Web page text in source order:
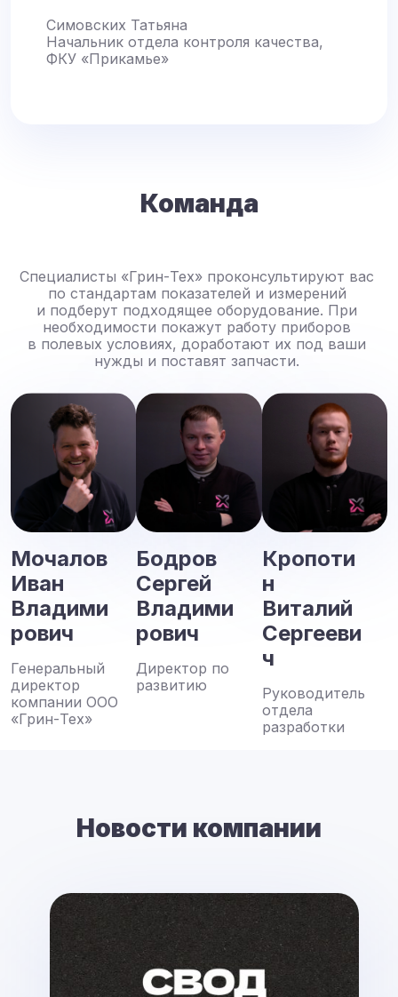
Симовских Татьяна
Начальник отдела контроля качества,
ФКУ «Прикамье»
Команда
Специалисты «Грин-Тех» проконсультируют вас
по стандартам показателей и измерений
и подберут подходящее оборудование. При
необходимости покажут работу приборов
в полевых условиях, доработают их под ваши
нужды и поставят запчасти.
Мочалов
Иван
Владими
рович
Генеральный
директор
компании ООО
«Грин-Тех»
Бодров
Сергей
Владими
рович
Директор по
развитию
Кропоти
н
Виталий
Сергееви
ч
Руководитель
отдела
разработки
Новости компании